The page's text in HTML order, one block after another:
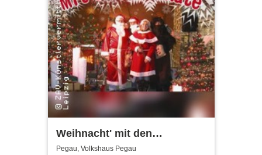
Weihnacht' mit den
Holzhäuser Spatzen - Mit
Pegau, Volkshaus Pegau